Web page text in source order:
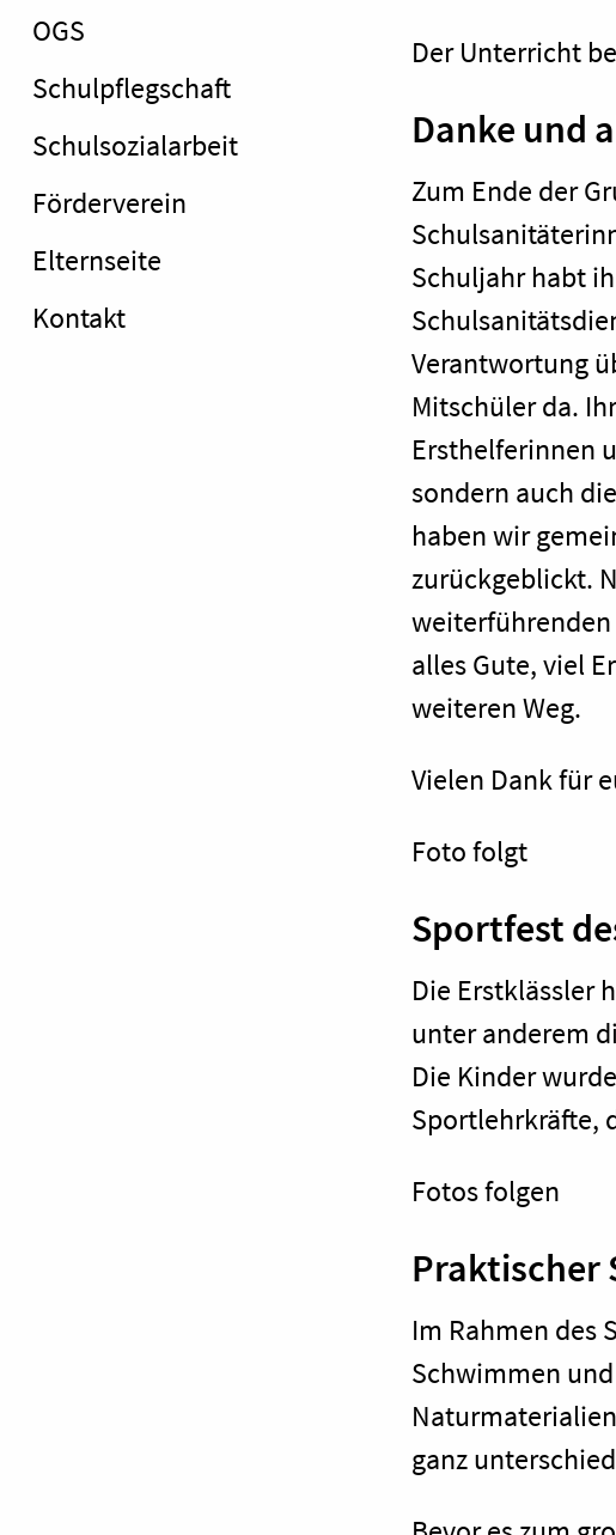
OGS
Schulpflegschaft
Schulsozialarbeit
Förderverein
Elternseite
Kontakt
Der Unterricht
Danke und
Zum Ende der
Schuljahr habt
Verantwortung
Mitschüler da.
Ersthelferinnen
sondern auch
haben wir
zurückgeblickt.
weiterführenden
alles Gute, viel
weiteren Weg.
Vielen Dank für
Foto folgt
Sportfest
Die Erstklässler
unter anderem
Die Kinder
Sportlehrkräfte,
Fotos folgen
Praktischer
Im Rahmen des
Schwimmen
ganz